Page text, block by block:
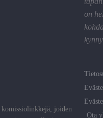
joiden
on
Ota